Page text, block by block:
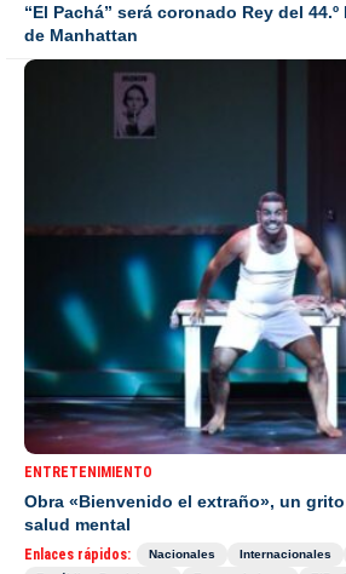
“El Pachá” será coronado Rey del
de Manhattan
ENTRETENIMIENTO
Obra «Bienvenido el extraño», un
salud mental
Enlaces rápidos: Nacionales Internacionales